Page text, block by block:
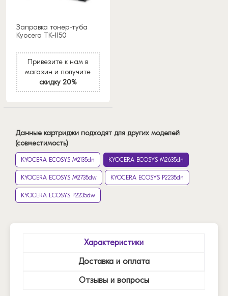
Заправка тонер-туба
Kyocera TK-1150
Привезите к нам в
магазин и получите
скидку 20%
Данные картриджи подходят для других моделей
(совместимость)
KYOCERA ECOSYS M2135dn KYOCERA ECOSYS M2635dn
KYOCERA ECOSYS M2735dw KYOCERA ECOSYS P2235dn
KYOCERA ECOSYS P2235dw
Характеристики
Доставка и оплата
Отзывы и вопросы